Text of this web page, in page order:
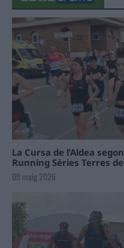
La Cursa de l’Aldea
Running Sèries Terres de
09 maig 2026